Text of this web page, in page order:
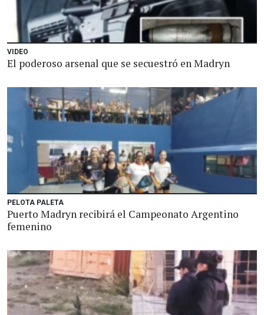
VIDEO
El poderoso arsenal que se secuestró en Madryn
PELOTA PALETA
Puerto Madryn recibirá el Campeonato Argentino
femenino